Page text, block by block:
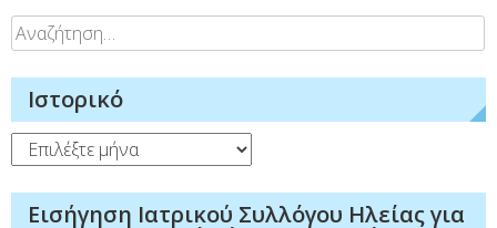
Αναζήτηση
για:
Ιστορικό
Ιστορικό
Εισήγηση Ιατρικού Συλλόγου Ηλείας για